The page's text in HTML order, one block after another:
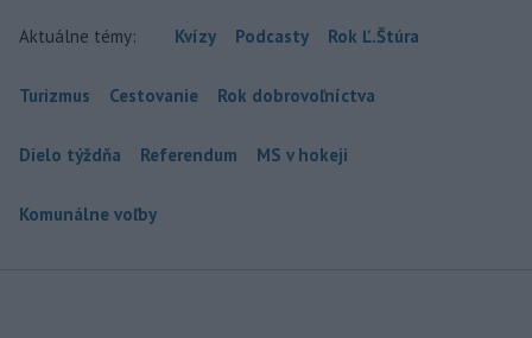
Aktuálne témy: Kvízy Podcasty Rok Ľ.Štúra
Turizmus Cestovanie Rok dobrovoľníctva
Dielo týždňa Referendum MS v hokeji
Komunálne voľby